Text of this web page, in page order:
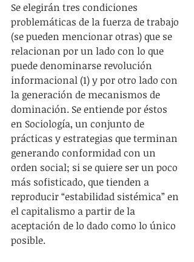
Se elegirán tres condiciones
problemáticas de la fuerza de trabajo
(se pueden mencionar otras) que se
relacionan por un lado con lo que
puede denominarse revolución
informacional (1) y por otro lado con
la generación de mecanismos de
dominación. Se entiende por éstos
en Sociología, un conjunto de
prácticas y estrategias que terminan
generando conformidad con un
orden social; si se quiere ser un poco
más sofisticado, que tienden a
reproducir “estabilidad sistémica” en
el capitalismo a partir de la
aceptación de lo dado como lo único
posible.